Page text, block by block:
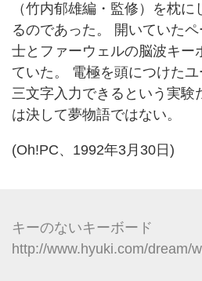
（竹内郁雄編・監修）を枕
るのであった。 開いていた
士とファーウェルの脳波キー
ていた。 電極を頭につけたユ
三文字入力できるという実験
は決して夢物語ではない。
(Oh!PC、1992年3月30日)
キーのないキーボード
http://www.hyuki.com/dream/